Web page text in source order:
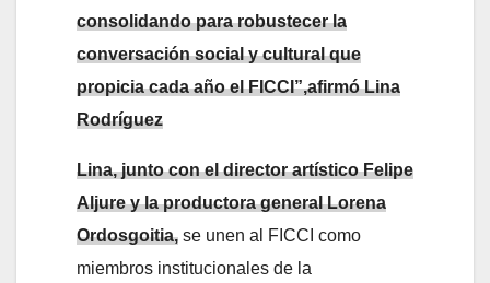
consolidando para robustecer la
conversación social y cultural que
propicia cada año el FICCI”,afirmó Lina
Rodríguez
Lina, junto con el director artístico Felipe
Aljure y la productora general Lorena
Ordosgoitia, se unen al FICCI como
miembros institucionales de la